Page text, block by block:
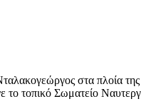
στα πλοία
το τοπικό Σωματείο